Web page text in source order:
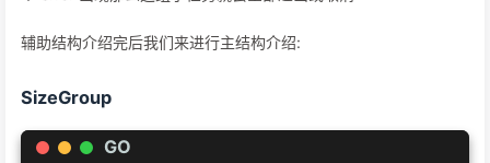
辅助结构介绍完后我们来进行主结构介绍:
SizeGroup
GO